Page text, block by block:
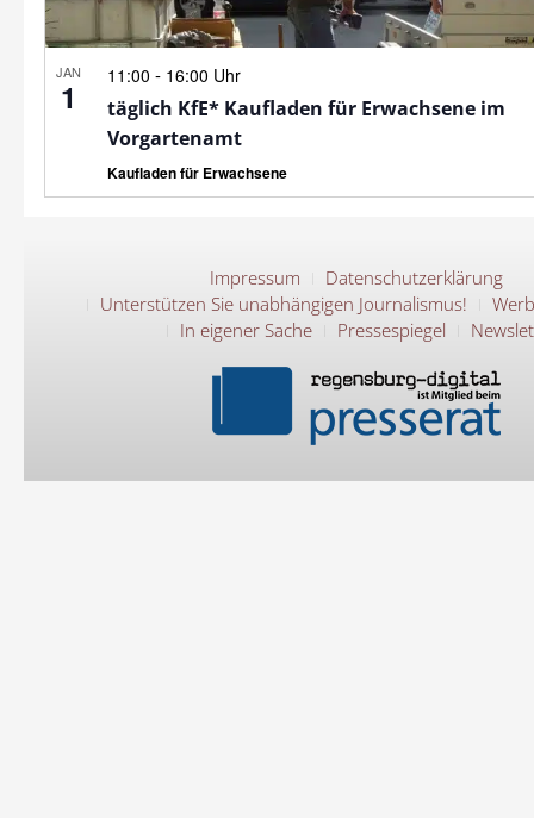
JAN
1
11:00 - 16:00 Uhr
täglich KfE* Kaufladen für Erwachsene im
Vorgartenamt
Kaufladen für Erwachsene
Impressum
Datenschutzerklärung
Unterstützen Sie unabhängigen Journalismus!
In eigener Sache
Pressespiegel